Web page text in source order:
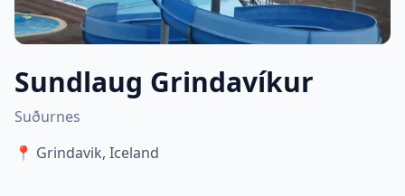
Sundlaug Grindavíkur
Suðurnes
📍 Grindavik, Iceland